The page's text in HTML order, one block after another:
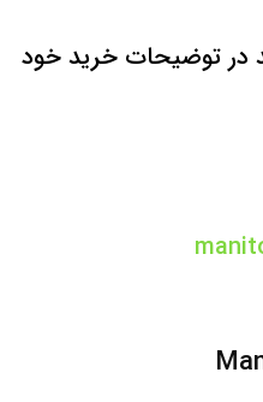
در توضیحات خرید خود